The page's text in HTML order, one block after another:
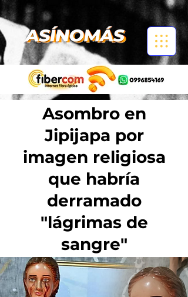
Asombro en
Jipijapa por
imagen religiosa
que habría
derramado
"lágrimas de
sangre"